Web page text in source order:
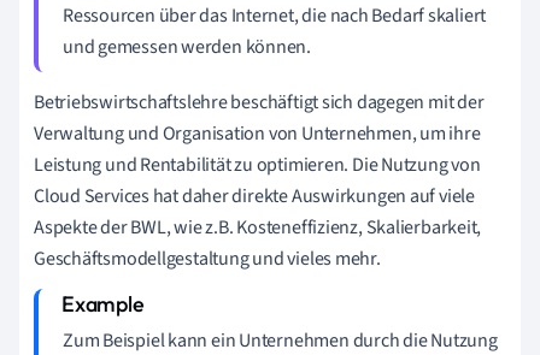
Ressourcen über das Internet, die nach Bedarf skaliert
und gemessen werden können.
Betriebswirtschaftslehre beschäftigt sich dagegen mit der
Verwaltung und Organisation von Unternehmen, um ihre
Leistung und Rentabilität zu optimieren. Die Nutzung von
Cloud Services hat daher direkte Auswirkungen auf viele
Aspekte der BWL, wie z.B. Kosteneffizienz, Skalierbarkeit,
Geschäftsmodellgestaltung und vieles mehr.
Zum Beispiel kann ein Unternehmen durch die Nutzung